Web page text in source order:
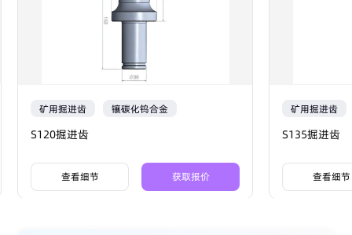
矿用掘进齿 镶碳化钨合金
S120掘进齿
查看细节 获取报价
矿用掘进齿
S135掘进齿
查看细节